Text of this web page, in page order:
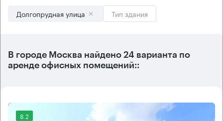
Долгопрудная улица Тип здания
В городе Москва найдено 24 варианта по
аренде офисных помещений::
8.2